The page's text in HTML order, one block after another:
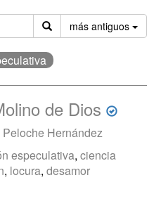
más antiguos
de Dios
Peloche Hernández
especulativa,ciencia
, locura,desamor